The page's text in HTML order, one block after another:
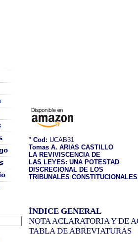
" Cod: UCAB31
Tomas A. ARIAS CASTILLO
LA REVIVISCENCIA DE
LAS LEYES: UNA POTESTAD
DISCRECIONAL DE LOS
TRIBUNALES CONSTITUCIONALES
ÍNDICE GENERAL
NOTA ACLARATORIA Y DE
TABLA DE ABREVIATURAS